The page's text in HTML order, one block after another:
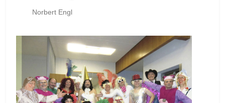
Norbert Engl